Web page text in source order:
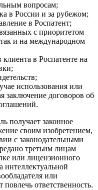
вопросам;
в России и за рубежом;
в Роспатент;
с приоритетом
и на международном
клиента в Роспатенте на
использования или
заключение договоров об
получает законное
своим изобретением,
с законодательными
третьим лицам
или лицензионного
интеллектуальной
или
ответственность.